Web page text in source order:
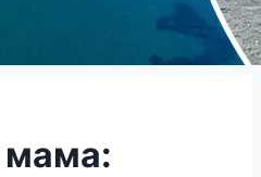
мама: